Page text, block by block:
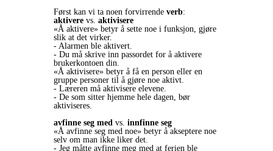
Først kan vi ta noen forvirrende verb:
aktivere vs. aktivisere
«Å aktivere» betyr å sette noe i funksjon, gjøre
slik at det virker.
- Alarmen ble aktivert.
- Du må skrive inn passordet for å aktivere
brukerkontoen din.
«Å aktivisere» betyr å få en person eller en
gruppe personer til å gjøre noe aktivt.
- Læreren må aktivisere elevene.
- De som sitter hjemme hele dagen, bør
aktiviseres.
avfinne seg med vs. innfinne seg
«Å avfinne seg med noe» betyr å akseptere noe
selv om man ikke liker det.
- Jeg måtte avfinne meg med at ferien ble